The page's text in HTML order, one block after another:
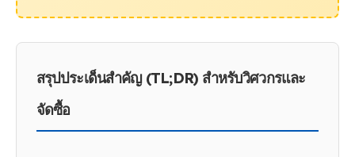
สรุปประเด็นสำคัญ (TL;DR) สำหรับวิศวกรและ
จัดซื้อ